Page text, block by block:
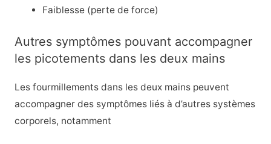
Faiblesse (perte de force)
Autres symptômes pouvant accompagner
les picotements dans les deux mains
Les fourmillements dans les deux mains peuvent
accompagner des symptômes liés à d’autres systèmes
corporels, notamment